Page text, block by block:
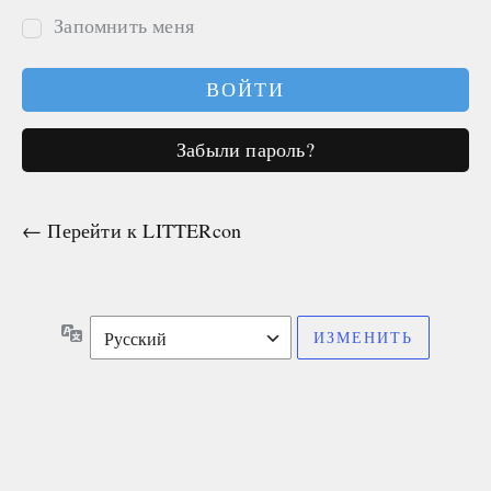
Запомнить меня
Забыли пароль?
← Перейти к LITTERcon
Язык